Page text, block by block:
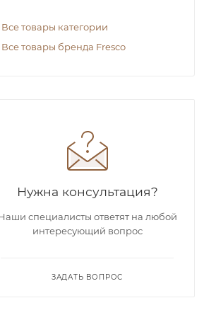
Все товары категории
Все товары бренда Fresco
Нужна консультация?
специалисты ответят на любой
интересующий вопрос
ЗАДАТЬ ВОПРОС